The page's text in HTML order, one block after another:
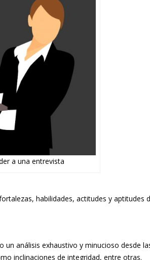
a una entrevista
habilidades, actitudes y aptitudes
análisis exhaustivo y minucioso desde
inclinaciones de integridad, entre otras.